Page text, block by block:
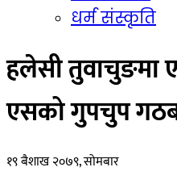
धर्म संस्कृति
हलेसी तुवाचुङमा
एसको गुपचुप
१९ बैशाख २०७९, सोमबार